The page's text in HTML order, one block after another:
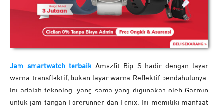
Jam smartwatch terbaik Amazfit Bip S hadir dengan layar
warna transflektif, bukan layar warna Reflektif pendahulunya.
Ini adalah teknologi yang sama yang digunakan oleh Garmin
untuk jam tangan Forerunner dan Fenix. Ini memiliki manfaat